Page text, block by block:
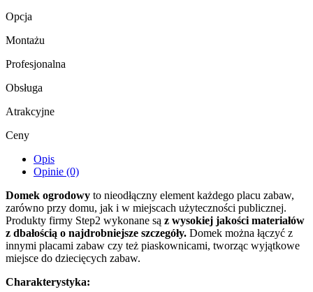
Opcja
Montażu
Profesjonalna
Obsługa
Atrakcyjne
Ceny
Opis
Opinie (0)
Domek ogrodowy to nieodłączny element każdego placu zabaw,
zarówno przy domu, jak i w miejscach użyteczności publicznej.
Produkty firmy Step2 wykonane są z wysokiej jakości materiałów
z dbałością o najdrobniejsze szczegóły. Domek można łączyć z
innymi placami zabaw czy też piaskownicami, tworząc wyjątkowe
miejsce do dziecięcych zabaw.
Charakterystyka: